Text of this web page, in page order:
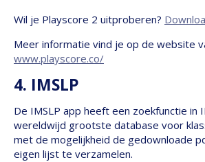
Wil je Playscore 2 uitproberen?
Meer informatie vind je op de website
www.playscore.co/
4. IMSLP
De IMSLP app heeft een zoekfunctie in
wereldwijd grootste database voor
met de mogelijkheid de gedownloade
eigen lijst te verzamelen.